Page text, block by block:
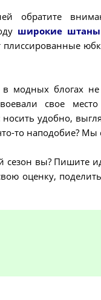
обратите
широкие
модных блогах
свое
носить удобно,
то наподобие? Мы
сезон вы? Пишите
оценку,